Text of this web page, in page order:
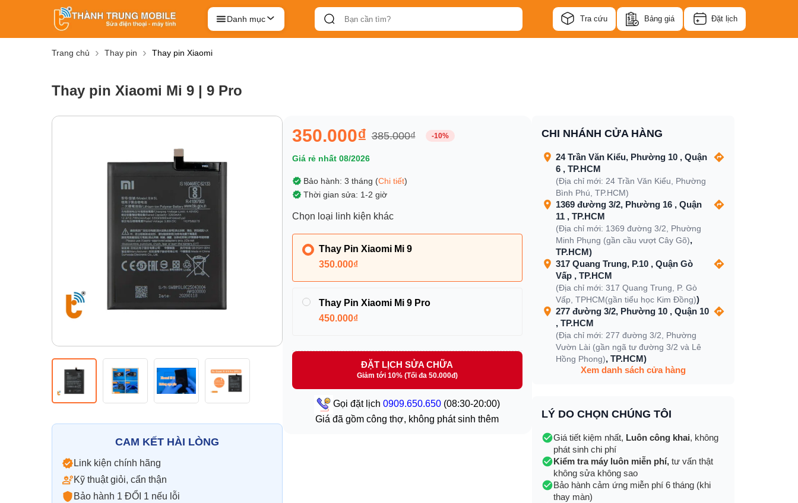
Danh mục Tra cứu Bảng giá Đặt lịch
Trang chủ Thay pin Thay pin Xiaomi
Thay pin Xiaomi Mi 9 | 9 Pro
CAM KẾT HÀI LÒNG
Link kiện chính hãng
Kỹ thuật giỏi, cẩn thận
Bảo hành 1 ĐỔI 1 nếu lỗi
350.000₫ 385.000₫ -10%
Giá rẻ nhất 08/2026
Bảo hành: 3 tháng (Chi tiết)
Thời gian sửa: 1-2 giờ
Chọn loại linh kiện khác
Thay Pin Xiaomi Mi 9
350.000₫
Thay Pin Xiaomi Mi 9 Pro
450.000₫
ĐẶT LỊCH SỬA CHỮA
Giảm tới 10% (Tối đa 50.000đ)
Gọi đặt lịch0909.650.650 (08:30-20:00)
Giá đã gồm công thợ, không phát sinh thêm
CHI NHÁNH CỬA HÀNG
24 Trần Văn Kiểu, Phường 10 , Quận
6 , TP.HCM
(Địa chỉ mới: 24 Trần Văn Kiểu, Phường
Bình Phú, TP.HCM)
1369 đường 3/2, Phường 16 , Quận
11 , TP.HCM
(Địa chỉ mới: 1369 đường 3/2, Phường
Minh Phụng (gần cầu vượt Cây Gõ),
TP.HCM)
317 Quang Trung, P.10 , Quận Gò
Vấp , TP.HCM
(Địa chỉ mới: 317 Quang Trung, P. Gò
Vấp, TPHCM(gần tiểu học Kim Đồng))
277 đường 3/2, Phường 10 , Quận 10
, TP.HCM
(Địa chỉ mới: 277 đường 3/2, Phường
Vườn Lài (gần ngã tư đường 3/2 và Lê
Hồng Phong), TP.HCM)
Xem danh sách cửa hàng
LÝ DO CHỌN CHÚNG TÔI
Giá tiết kiệm nhất, Luôn công khai, không
phát sinh chi phí
Kiểm tra máy luôn miễn phí, tư vấn thật
không sửa không sao
Bảo hành cảm ứng miễn phí 6 tháng (khi
thay màn)